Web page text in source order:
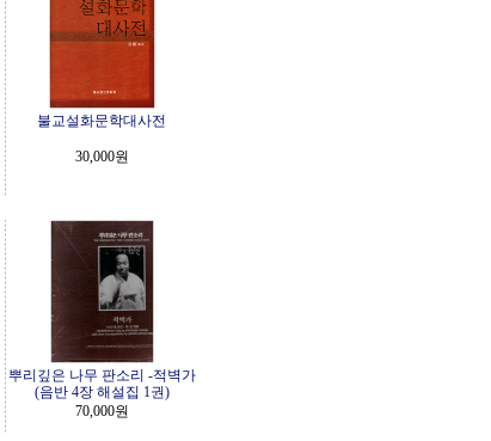
불교설화문학대사전
30,000원
뿌리깊은 나무 판소리 -적벽가
(음반 4장 해설집 1권)
70,000원